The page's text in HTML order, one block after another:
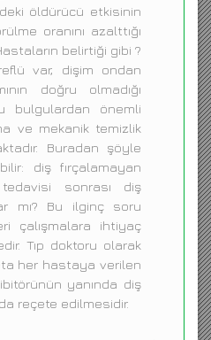
öldürücü etkisinin
oranını azalttığı
belirtiği gibi ?
var, dişim ondan
doğru olmadığı
bulgulardan önemli
ve mekanik temizlik
Buradan şöyle
diş fırçalamayan
tedavisi sonrası diş
mı? Bu ilginç soru
çalışmalara ihtiyaç
Tıp doktoru olarak
her hastaya verilen
yanında diş
reçete edilmesidir.